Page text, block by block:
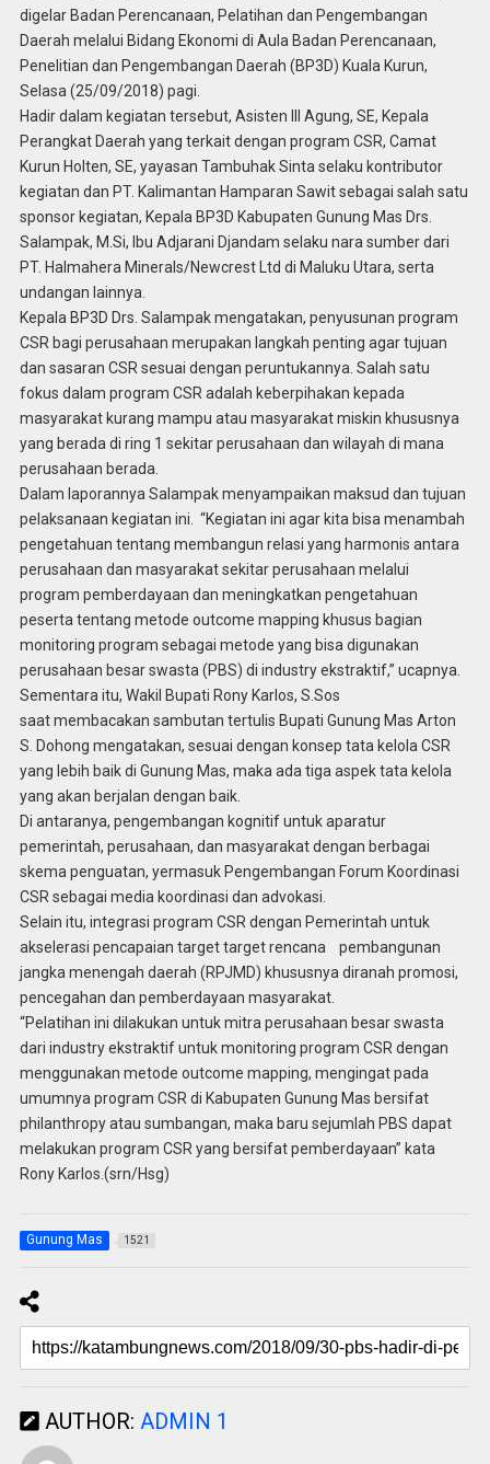
digelar Badan Perencanaan, Pelatihan dan Pengembangan
Daerah melalui Bidang Ekonomi di Aula Badan Perencanaan,
Penelitian dan Pengembangan Daerah (BP3D) Kuala Kurun,
Selasa (25/09/2018) pagi.
Hadir dalam kegiatan tersebut, Asisten III Agung, SE, Kepala
Perangkat Daerah yang terkait dengan program CSR, Camat
Kurun Holten, SE, yayasan Tambuhak Sinta selaku kontributor
kegiatan dan PT. Kalimantan Hamparan Sawit sebagai salah satu
sponsor kegiatan, Kepala BP3D Kabupaten Gunung Mas Drs.
Salampak, M.Si, Ibu Adjarani Djandam selaku nara sumber dari
PT. Halmahera Minerals/Newcrest Ltd di Maluku Utara, serta
undangan lainnya.
Kepala BP3D Drs. Salampak mengatakan, penyusunan program
CSR bagi perusahaan merupakan langkah penting agar tujuan
dan sasaran CSR sesuai dengan peruntukannya. Salah satu
fokus dalam program CSR adalah keberpihakan kepada
masyarakat kurang mampu atau masyarakat miskin khususnya
yang berada di ring 1 sekitar perusahaan dan wilayah di mana
perusahaan berada.
Dalam laporannya Salampak menyampaikan maksud dan tujuan
pelaksanaan kegiatan ini. “Kegiatan ini agar kita bisa menambah
pengetahuan tentang membangun relasi yang harmonis antara
perusahaan dan masyarakat sekitar perusahaan melalui
program pemberdayaan dan meningkatkan pengetahuan
peserta tentang metode outcome mapping khusus bagian
monitoring program sebagai metode yang bisa digunakan
perusahaan besar swasta (PBS) di industry ekstraktif,” ucapnya.
Sementara itu, Wakil Bupati Rony Karlos, S.Sos
saat membacakan sambutan tertulis Bupati Gunung Mas Arton
S. Dohong mengatakan, sesuai dengan konsep tata kelola CSR
yang lebih baik di Gunung Mas, maka ada tiga aspek tata kelola
yang akan berjalan dengan baik.
Di antaranya, pengembangan kognitif untuk aparatur
pemerintah, perusahaan, dan masyarakat dengan berbagai
skema penguatan, yermasuk Pengembangan Forum Koordinasi
CSR sebagai media koordinasi dan advokasi.
Selain itu, integrasi program CSR dengan Pemerintah untuk
akselerasi pencapaian target target rencana pembangunan
jangka menengah daerah (RPJMD) khususnya diranah promosi,
pencegahan dan pemberdayaan masyarakat.
“Pelatihan ini dilakukan untuk mitra perusahaan besar swasta
dari industry ekstraktif untuk monitoring program CSR dengan
menggunakan metode outcome mapping, mengingat pada
umumnya program CSR di Kabupaten Gunung Mas bersifat
philanthropy atau sumbangan, maka baru sejumlah PBS dapat
melakukan program CSR yang bersifat pemberdayaan” kata
Rony Karlos.(srn/Hsg)
Gunung Mas 1521
AUTHOR: ADMIN 1